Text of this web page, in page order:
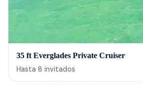
35 ft Everglades Private Cruiser
Hasta 8 invitados